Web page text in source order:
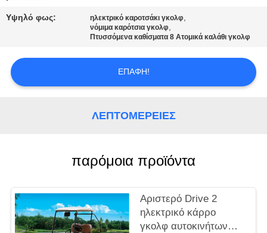
ΜΑΣ
ΖΗΤΉΣΤΕ
SITEMAP
ΠΟΛΙΤΙΚΉ
ΑΠΟΡΡΉΤΟΥ
Υψηλό φως: ηλεκτρικό καροτσάκι γκολφ,
νόμιμα καρότσια γκολφ,
Πτυσσόμενα καθίσματα 8 Ατομικά καλάθι γκολφ
ΕΠΑΦΉ!
ΛΕΠΤΟΜΈΡΕΙΕΣ
παρόμοια προϊόντα
Αριστερό Drive 2
ηλεκτρικό κάρρο
γκολφ αυτοκινήτων